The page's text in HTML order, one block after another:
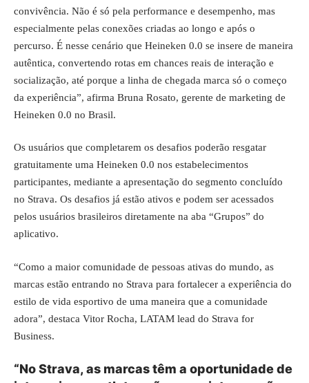
convivência. Não é só pela performance e desempenho, mas
especialmente pelas conexões criadas ao longo e após o
percurso. É nesse cenário que Heineken 0.0 se insere de maneira
autêntica, convertendo rotas em chances reais de interação e
socialização, até porque a linha de chegada marca só o começo
da experiência”, afirma Bruna Rosato, gerente de marketing de
Heineken 0.0 no Brasil.
Os usuários que completarem os desafios poderão resgatar
gratuitamente uma Heineken 0.0 nos estabelecimentos
participantes, mediante a apresentação do segmento concluído
no Strava. Os desafios já estão ativos e podem ser acessados
pelos usuários brasileiros diretamente na aba “Grupos” do
aplicativo.
“Como a maior comunidade de pessoas ativas do mundo, as
marcas estão entrando no Strava para fortalecer a experiência do
estilo de vida esportivo de uma maneira que a comunidade
adora”, destaca Vitor Rocha, LATAM lead do Strava for
Business.
“No Strava, as marcas têm a oportunidade de